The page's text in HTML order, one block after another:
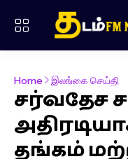
Home இலங்கை செய்தி
சர்வதேச
தங்கம்